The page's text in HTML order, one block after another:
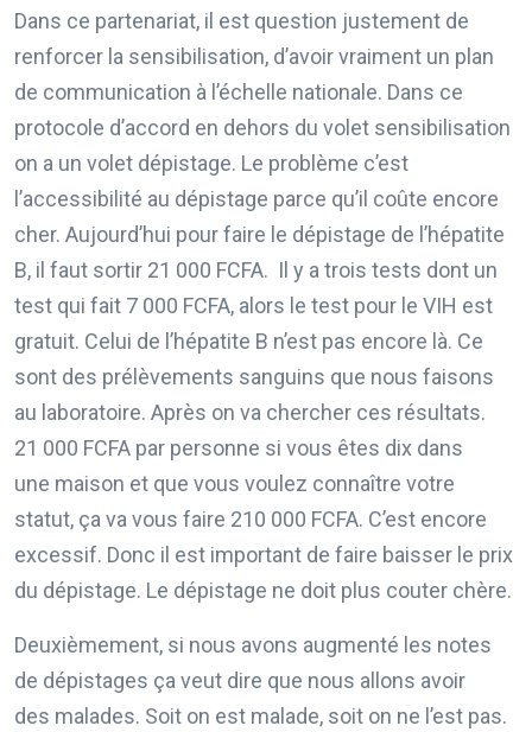
Dans ce partenariat, il est question justement de
renforcer la sensibilisation, d’avoir vraiment un plan
de communication à l’échelle nationale. Dans ce
protocole d’accord en dehors du volet sensibilisation
on a un volet dépistage. Le problème c’est
l’accessibilité au dépistage parce qu’il coûte encore
cher. Aujourd’hui pour faire le dépistage de l’hépatite
B, il faut sortir 21 000 FCFA. Il y a trois tests dont un
test qui fait 7 000 FCFA, alors le test pour le VIH est
gratuit. Celui de l’hépatite B n’est pas encore là. Ce
sont des prélèvements sanguins que nous faisons
au laboratoire. Après on va chercher ces résultats.
21 000 FCFA par personne si vous êtes dix dans
une maison et que vous voulez connaître votre
statut, ça va vous faire 210 000 FCFA. C’est encore
excessif. Donc il est important de faire baisser le prix
du dépistage. Le dépistage ne doit plus couter chère.
Deuxièmement, si nous avons augmenté les notes
de dépistages ça veut dire que nous allons avoir
des malades. Soit on est malade, soit on ne l’est pas.